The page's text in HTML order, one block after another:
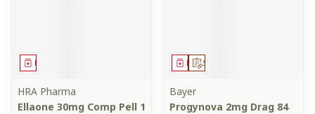
Médicament
HRA Pharma
Ellaone 30mg Comp Pell 1
Sur prescription
Médicament
Bayer
Progynova 2mg Drag 84